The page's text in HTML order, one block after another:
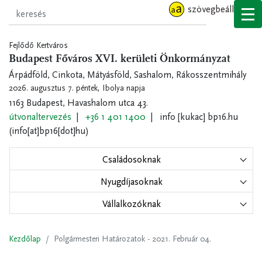
szövegbeállítások
Fejlődő Kertváros
Budapest Főváros XVI. kerületi Önkormányzat
Árpádföld, Cinkota, Mátyásföld, Sashalom, Rákosszentmihály
2026. augusztus 7. péntek, Ibolya napja
1163 Budapest, Havashalom utca 43.
útvonaltervezés
+36 1 401 1400 info [kukac] bp16.hu
(info[at]bp16[dot]hu)
Családosoknak
Nyugdíjasoknak
Vállalkozóknak
Kezdőlap Polgármesteri Határozatok - 2021. Február 04.